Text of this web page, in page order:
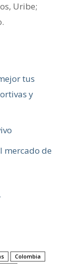
Uribe;
tus
y
mercado de
Colombia